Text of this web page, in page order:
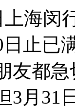
上海
止已
友都
3月31